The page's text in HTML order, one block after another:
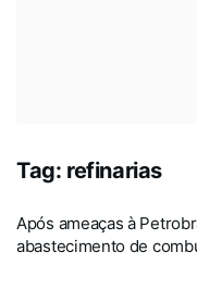
Tag: refinarias
Após ameaças à
abastecimento de